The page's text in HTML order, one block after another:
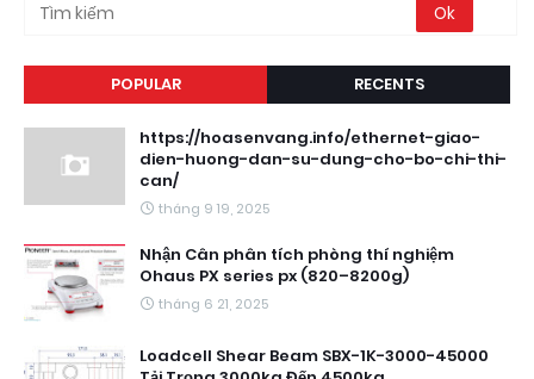
POPULAR RECENTS
https://hoasenvang.info/ethernet-giao-
dien-huong-dan-su-dung-cho-bo-chi-thi-
can/
tháng 9 19, 2025
Nhận Cân phân tích phòng thí nghiệm
Ohaus PX series px (820–8200g)
tháng 6 21, 2025
Loadcell Shear Beam SBX-1K-3000-45000